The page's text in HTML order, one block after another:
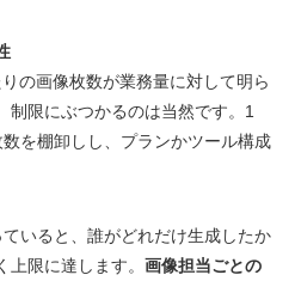
の画像枚数が業務量に対して明ら
制限にぶつかるのは当然です。1
を棚卸しし、プランかツール構成
いると、誰がどれだけ生成したか
限に達します。 画像担当ごとの